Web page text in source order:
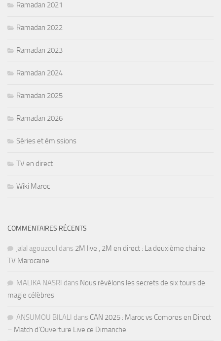
Ramadan 2021
Ramadan 2022
Ramadan 2023
Ramadan 2024
Ramadan 2025
Ramadan 2026
Séries et émissions
TV en direct
Wiki Maroc
COMMENTAIRES RÉCENTS
jalal agouzoul dans 2M live , 2M en direct : La deuxième chaine
TV Marocaine
MALIKA NASRI dans Nous révélons les secrets de six tours de
magie célèbres
ANSUMOU BILALI dans CAN 2025 : Maroc vs Comores en Direct
– Match d’Ouverture Live ce Dimanche